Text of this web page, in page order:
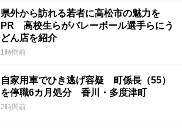
県外から訪れる若者に高松市の魅力を
PR 高校生らがバレーボール選手らにう
どん店を紹介
1時間前
自家用車でひき逃げ容疑 町係長（55）
を停職6カ月処分 香川・多度津町
2時間前